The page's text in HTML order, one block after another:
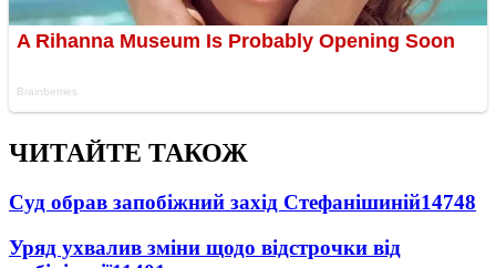
ЧИТАЙТЕ ТАКОЖ
Суд обрав запобіжний захід Стефанішиній14748
Уряд ухвалив зміни щодо відстрочки від